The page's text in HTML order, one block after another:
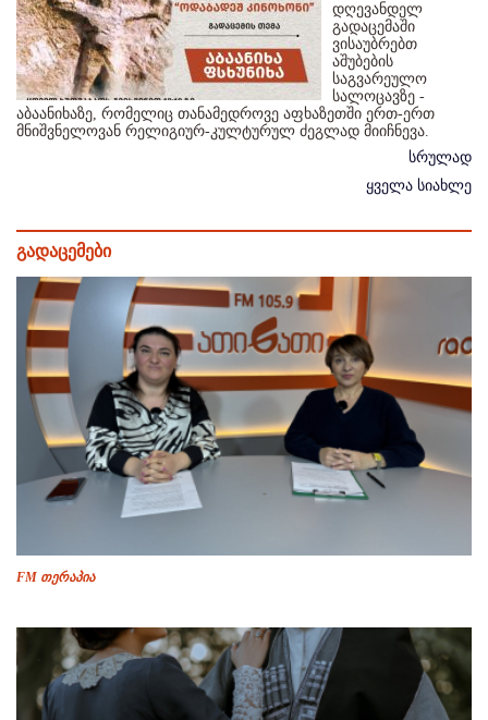
დღევანდელ
გადაცემაში
ვისაუბრებთ
აშუბების
საგვარეულო
სალოცავზე -
აბაანიხაზე, რომელიც თანამედროვე აფხაზეთში ერთ-ერთ
მნიშვნელოვან რელიგიურ-კულტურულ ძეგლად მიიჩნევა.
სრულად
ყველა სიახლე
გადაცემები
FM თერაპია